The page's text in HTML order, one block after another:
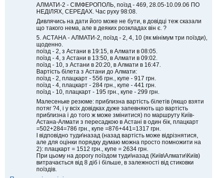
АЛМАТИ-2 - СІМФЕРОПОЛЬ, поїзд - 469, 28.05-10.09.06 ПО
НЕДІЛЯХ, СЕРЕДАХ. Час руху 98:08.
Дивлячись на дати його може не бути, в довідці теж сказали
що такого нема, але в деяких розкладах він є. ?
5. АСТАНА - АЛМАТИ-2, поїзд - 2, 4, 10 (як мінімум три поїзди),
щоденно.
поїзд - 2, з Астани в 19:15, в Алмати в 08:05.
поїзд - 4, з Астани в 13:50, в Алмати в 09:02.
поїзд - 10, з Астани в 20:20, в Алмати в 16:47.
Вартість білета з Астани до Алмати:
поїзд - 2, плацкарт - 556 грн., купе - 917 грн.
поїзд - 4, плацкарт - 284 грн., купе - 441 грн.
поїзд - 10, плацкарт - 195 грн., купе - 299 грн.
Малесеньке резюме: приблизна вартість білетів (якщо взяти
потяг ?4, і у всіх довідках дуже запевняють що вартість
приблизна і до того ж може змінитися) по маршруту Київ-
Астана-Алмати з пересадкою в Астані в один бік, плацкарт
=502+284=786 грн., купе =876+441=1317 грн.
І відповідно туди\назад (назад вартість може відрізнятися,
але для оцінки порядку думаю можна просто помножити на
2): плацкарт = 1512 грн., купе = 2634 грн.
При цьому на дорогу поїздом туди\назад (Київ\Алмати\Київ)
витрачається від 8 діб і більше, в залежності від стиковки
поїздів.